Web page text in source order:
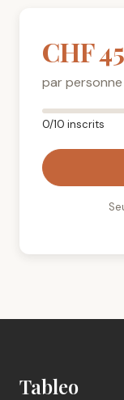
CHF
par personne
0/10 inscrits
Tableo